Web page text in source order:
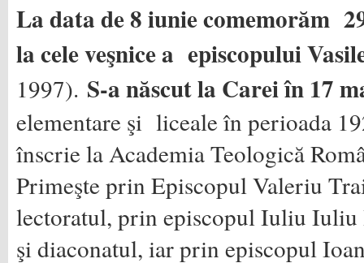
La data de 8 iunie comemorăm
la cele veşnice a episcopului
1997). S-a născut la Carei în 17
elementare şi liceale în perioada
înscrie la Academia Teologică
Primeşte prin Episcopul Valeriu
lectoratul, prin episcopul Iuliu Iuliu
şi diaconatul, iar prin episcopul